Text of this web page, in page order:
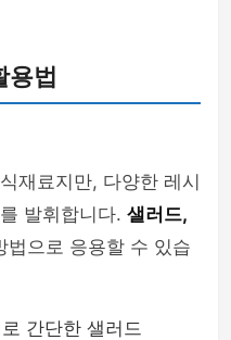
용법
재료지만, 다양한 레시
발휘합니다. 샐러드,
법으로 응용할 수 있습
간단한 샐러드